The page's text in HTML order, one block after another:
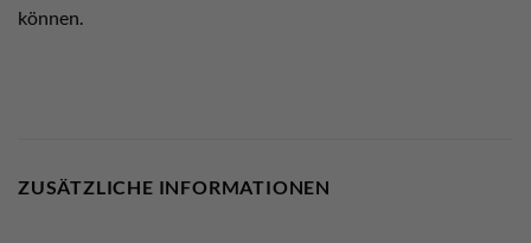
können.
ZUSÄTZLICHE INFORMATIONEN